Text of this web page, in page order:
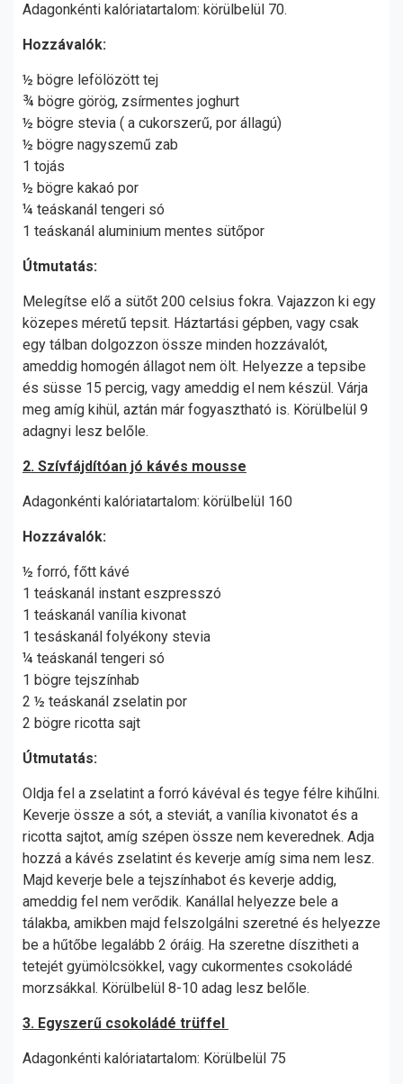
Adagonkénti kalóriatartalom: körülbelül 70.
Hozzávalók:
½ bögre lefölözött tej
¾ bögre görög, zsírmentes joghurt
½ bögre stevia ( a cukorszerű, por állagú)
½ bögre nagyszemű zab
1 tojás
½ bögre kakaó por
¼ teáskanál tengeri só
1 teáskanál aluminium mentes sütőpor
Útmutatás:
Melegítse elő a sütőt 200 celsius fokra. Vajazzon ki egy
közepes méretű tepsit. Háztartási gépben, vagy csak
egy tálban dolgozzon össze minden hozzávalót,
ameddig homogén állagot nem ölt. Helyezze a tepsibe
és süsse 15 percig, vagy ameddig el nem készül. Várja
meg amíg kihül, aztán már fogyasztható is. Körülbelül 9
adagnyi lesz belőle.
2. Szívfájdítóan jó kávés mousse
Adagonkénti kalóriatartalom: körülbelül 160
Hozzávalók:
½ forró, főtt kávé
1 teáskanál instant eszpresszó
1 teáskanál vanília kivonat
1 tesáskanál folyékony stevia
¼ teáskanál tengeri só
1 bögre tejszínhab
2 ½ teáskanál zselatin por
2 bögre ricotta sajt
Útmutatás:
Oldja fel a zselatint a forró kávéval és tegye félre kihűlni.
Keverje össze a sót, a steviát, a vanília kivonatot és a
ricotta sajtot, amíg szépen össze nem keverednek. Adja
hozzá a kávés zselatint és keverje amíg sima nem lesz.
Majd keverje bele a tejszínhabot és keverje addig,
ameddig fel nem verődik. Kanállal helyezze bele a
tálakba, amikben majd felszolgálni szeretné és helyezze
be a hűtőbe legalább 2 óráig. Ha szeretne díszitheti a
tetejét gyümölcsökkel, vagy cukormentes csokoládé
morzsákkal. Körülbelül 8-10 adag lesz belőle.
3. Egyszerű csokoládé trüffel
Adagonkénti kalóriatartalom: Körülbelül 75